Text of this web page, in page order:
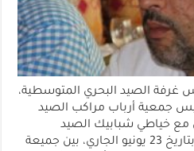
غرفة الصيد البحري المتوسطية،
جمعية أرباب مراكب الصيد
مع خياطي شبابيك الصيد
بالحسيمة، حيث عقد اجتماع بتاريخ 23 يونيو الجاري، بين جميعة